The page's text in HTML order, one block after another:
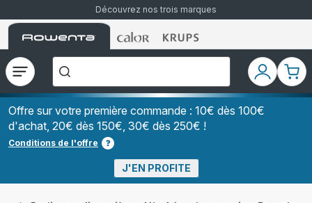
Découvrez nos trois marques
Accueil
Rowenta
Accueil
Rowenta
Accueil
Rowenta
Ouvrir
le
menu
recherchez-
vous
?","Aspirateurs
à
Grains","Centrales
Vapeurs","Sèche
Cheveux"]
Mon
compte
Mon
Offre sur votre première commande : 10€ dès 100€
d'achat, 20€ dès 150€, 30€ dès 250€ !
Conditions de l'offre
J'EN PROFITE